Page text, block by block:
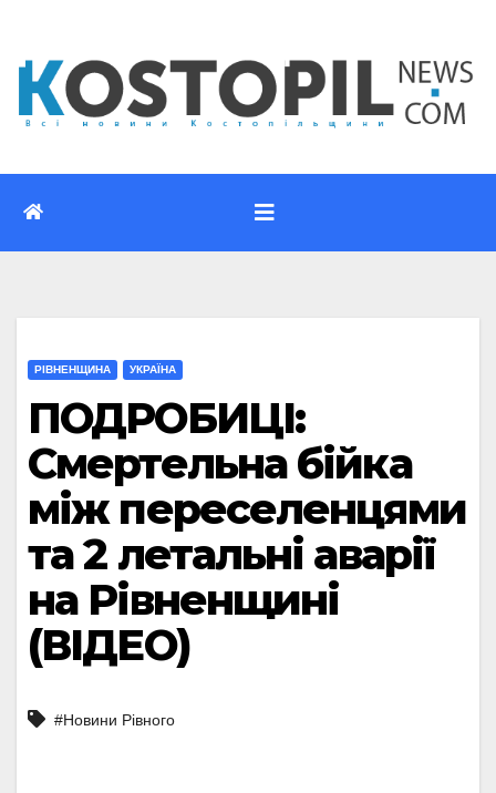
вмісту
РІВНЕНЩИНА УКРАЇНА
ПОДРОБИЦІ:
Смертельна бійка
між переселенцями
та 2 летальні аварії
на Рівненщині
(ВІДЕО)
#Новини Рівного